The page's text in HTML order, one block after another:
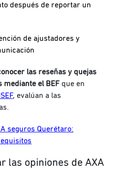
después de reportar un
de ajustadores y
las reseñas y quejas
mediante el BEF que en
, evalúan a las
seguros Querétaro:
las opiniones de AXA